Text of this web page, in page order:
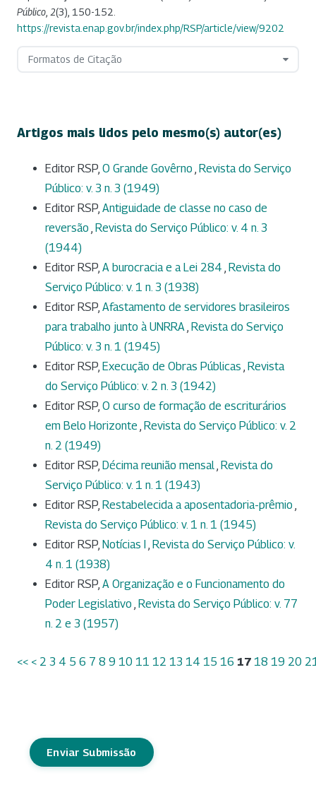
Público 2(3), 150-152.
https://revista.enap.gov.br/index.php/RSP/article/view/9202
Formatos de Citação
Artigos mais lidos pelo mesmo(s) autor(es)
Editor RSP, O Grande Govêrno , Revista do Serviço
Público: v. 3 n. 3 (1949)
Editor RSP, Antiguidade de classe no caso de
reversão , Revista do Serviço Público: v. 4 n. 3
(1944)
Editor RSP, A burocracia e a Lei 284 , Revista do
Serviço Público: v. 1 n. 3 (1938)
Editor RSP, Afastamento de servidores brasileiros
para trabalho junto à UNRRA, Revista do Serviço
Público: v. 3 n. 1 (1945)
Editor RSP, Execução de Obras Públicas , Revista
do Serviço Público: v. 2 n. 3 (1942)
Editor RSP, O curso de formação de escriturários
em Belo Horizonte , Revista do Serviço Público: v. 2
n. 2 (1949)
Editor RSP, Décima reunião mensal, Revista do
Serviço Público: v. 1 n. 1 (1943)
Editor RSP, Restabelecida a aposentadoria-prêmio ,
Revista do Serviço Público: v. 1 n. 1 (1945)
Editor RSP, Notícias I , Revista do Serviço Público: v.
4 n. 1 (1938)
Editor RSP, A Organização e o Funcionamento do
Poder Legislativo , Revista do Serviço Público: v. 77
n. 2 e 3 (1957)
<< < 2 3 4 5 6 7 8 9 10 11 12 13 14 15 16 17 18 19 20
Enviar Submissão